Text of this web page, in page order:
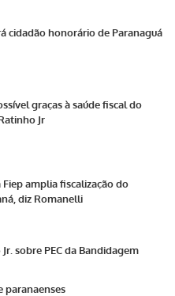
cidadão honorário de Paranaguá
graças à saúde fiscal do
Jr
amplia fiscalização do
diz Romanelli
sobre PEC da Bandidagem
paranaenses